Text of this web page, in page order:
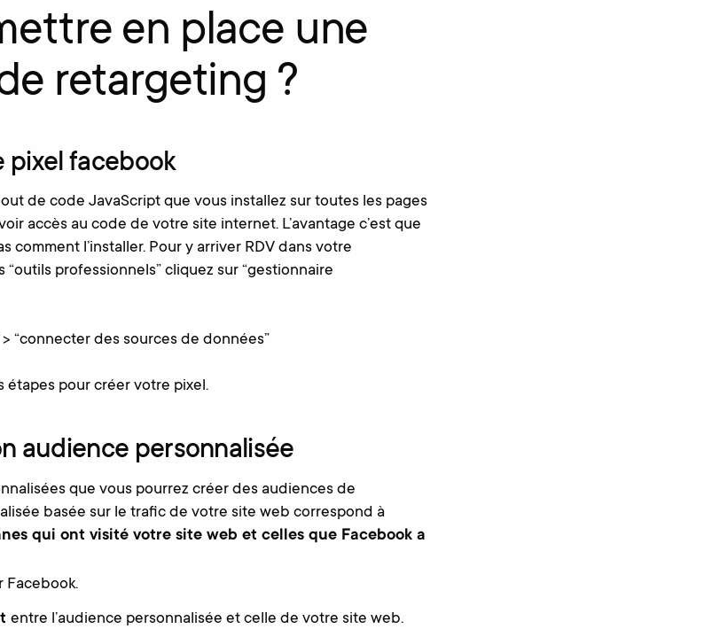
en place une
retargeting ?
pixel facebook
de code JavaScript que vous installez sur toutes les pages
accès au code de votre site internet. L’avantage c’est que
comment l’installer. Pour y arriver RDV dans votre
“outils professionnels” cliquez sur “gestionnaire
“connecter des sources de données”
étapes pour créer votre pixel.
audience personnalisée
que vous pourrez créer des audiences de
basée sur le trafic de votre site web correspond à
qui ont visité votre site web et celles que Facebook a
Facebook.
entre l’audience personnalisée et celle de votre site web.